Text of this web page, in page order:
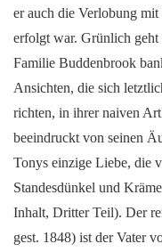
er auch die Verlobung
erfolgt war. Grünlich
Familie Buddenbrook
Ansichten, die sich
richten, in ihrer naiven
beeindruckt von seinen
Tonys einzige Liebe, die
Standesdünkel und
Inhalt, Dritter Teil). Der
gest. 1848) ist der Vater